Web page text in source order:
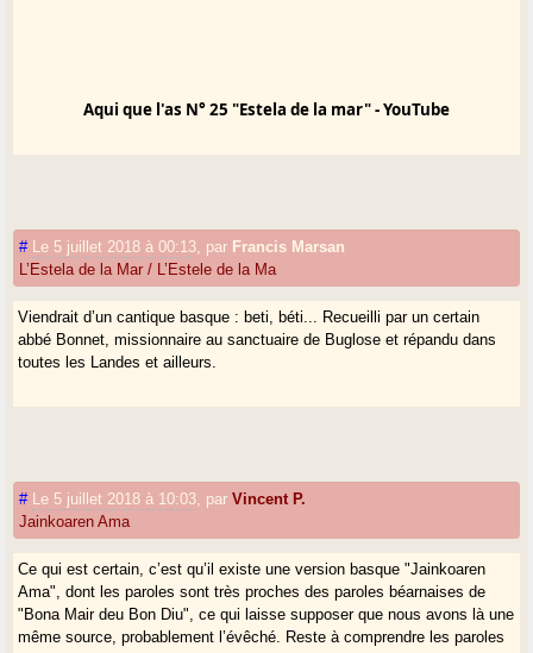
Aqui que l'as N° 25 "Estela de la mar" - YouTube
# Le 5 juillet 2018 à 00:13, par Francis Marsan
L’Estela de la Mar / L’Estele de la Ma
Viendrait d’un cantique basque : beti, béti... Recueilli par un certain
abbé Bonnet, missionnaire au sanctuaire de Buglose et répandu dans
toutes les Landes et ailleurs.
# Le 5 juillet 2018 à 10:03, parVincent P.
Jainkoaren Ama
Ce qui est certain, c’est qu’il existe une version basque "Jainkoaren
Ama", dont les paroles sont très proches des paroles béarnaises de
"Bona Mair deu Bon Diu", ce qui laisse supposer que nous avons là une
même source, probablement l’évêché. Reste à comprendre les paroles